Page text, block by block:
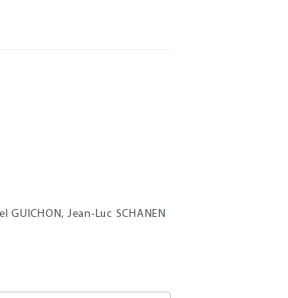
GUICHON, Jean-Luc SCHANEN